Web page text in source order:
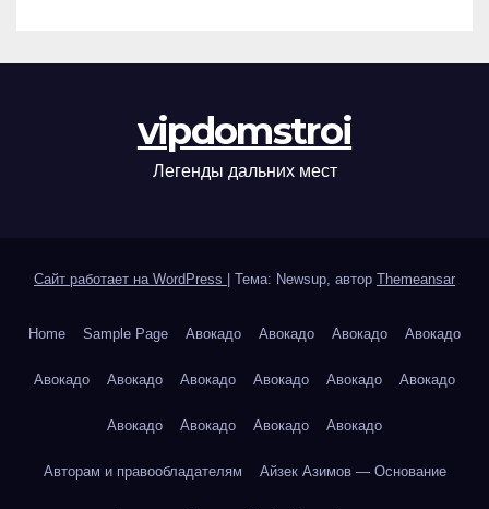
vipdomstroi
Легенды дальних мест
Сайт работает на WordPress Тема: Newsup, автор Themeansar
Home Sample Page Авокадо Авокадо Авокадо Авокадо
Авокадо Авокадо Авокадо Авокадо Авокадо Авокадо
Авокадо Авокадо Авокадо Авокадо
Авторам и правообладателям Айзек Азимов — Основание